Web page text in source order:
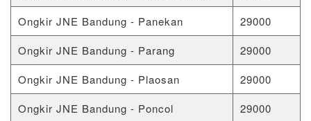
Ongkir JNE Bandung - Panekan
29000
Ongkir JNE Bandung - Parang
29000
Ongkir JNE Bandung - Plaosan
29000
Ongkir JNE Bandung - Poncol
29000